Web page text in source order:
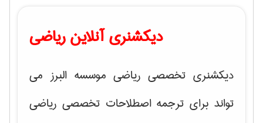
دیکشنری آنلاین ریاضی
دیکشنری تخصصی ریاضی موسسه البرز می
تواند برای ترجمه اصطلاحات تخصصی ریاضی